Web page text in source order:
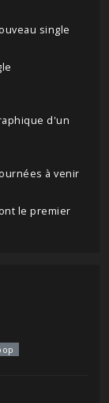
single
d'un
à venir
le premier